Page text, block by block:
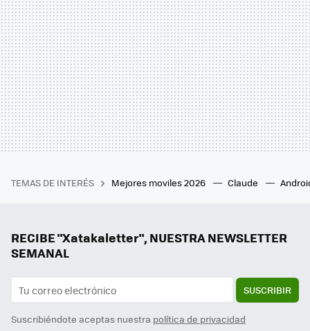
TEMAS DE INTERÉS Mejores moviles 2026 Claude
RECIBE "Xatakaletter", NUESTRA NEWSLETTER
SEMANAL
SUSCRIBIR
Suscribiéndote aceptas nuestra política de privacidad